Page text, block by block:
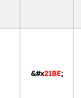
&#x21BE;